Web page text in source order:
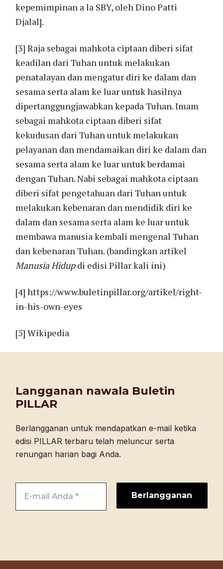
kepemimpinan a la SBY, oleh Dino Patti
Djalal].
[3] Raja sebagai mahkota ciptaan diberi sifat
keadilan dari Tuhan untuk melakukan
penatalayan dan mengatur diri ke dalam dan
sesama serta alam ke luar untuk hasilnya
dipertanggungjawabkan kepada Tuhan. Imam
sebagai mahkota ciptaan diberi sifat
kekudusan dari Tuhan untuk melakukan
pelayanan dan mendamaikan diri ke dalam dan
sesama serta alam ke luar untuk berdamai
dengan Tuhan. Nabi sebagai mahkota ciptaan
diberi sifat pengetahuan dari Tuhan untuk
melakukan kebenaran dan mendidik diri ke
dalam dan sesama serta alam ke luar untuk
membawa manusia kembali mengenal Tuhan
dan kebenaran Tuhan. (bandingkan artikel
Manusia Hidupdi edisi Pillar kali ini)
[4] https://www.buletinpillar.org/artikel/right-
in-his-own-eyes
[5] Wikipedia
Langganan nawala Buletin
PILLAR
Berlangganan untuk mendapatkan e-mail ketika
edisi PILLAR terbaru telah meluncur serta
renungan harian bagi Anda.